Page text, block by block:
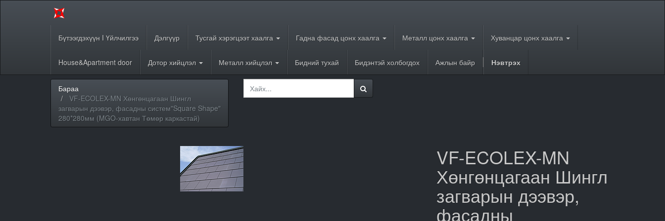
Бүтээгдэхүүн I Үйлчилгээ Дэлгүүр Тусгай хэрэгцээт хаалга Гадна фасад цонх хаалга Металл цонх хаалга Хуванцар цонх хаалга
House&Apartment door Дотор хийцлэл Металл хийцлэл Бидний тухай Бидэнтэй холбогдох Ажлын байр Нэвтрэх
Бараа
VF-ECOLEX-MN Хөнгөнцагаан Шингл
загварын дээвэр, фасадны систем"Square Shape"
280*280мм (MGO-хавтан Төмөр каркастай)
VF-ECOLEX-MN
Хөнгөнцагаан Шингл
загварын дээвэр,
фасадны